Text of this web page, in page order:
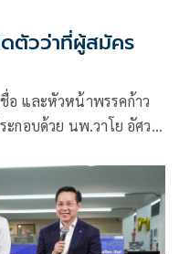
ตัวว่าที่ผู้สมัคร
อ และหัวหน้าพรรคก้าว
กอบด้วย นพ.วาโย อัศว